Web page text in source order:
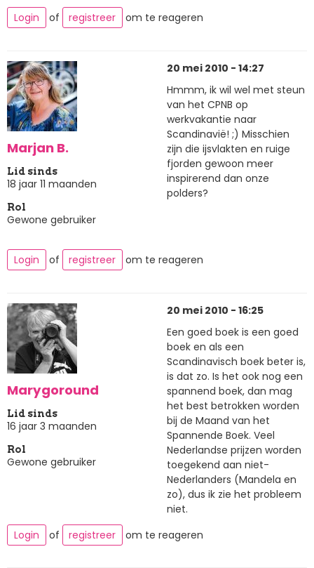
Login
of registreer om te reageren
Marjan B.
Lid sinds
18 jaar 11 maanden
Rol
Gewone gebruiker
20 mei 2010 - 14:27
Hmmm, ik wil wel met steun
van het CPNB op
werkvakantie naar
Scandinavië! ;) Misschien
zijn die ijsvlakten en ruige
fjorden gewoon meer
inspirerend dan onze
polders?
Login of registreer om te reageren
Marygoround
Lid sinds
16 jaar 3 maanden
Rol
Gewone gebruiker
20 mei 2010 - 16:25
Een goed boek is een goed
boek en als een
Scandinavisch boek beter is,
is dat zo. Is het ook nog een
spannend boek, dan mag
het best betrokken worden
bij de Maand van het
Spannende Boek. Veel
Nederlandse prijzen worden
toegekend aan niet-
Nederlanders (Mandela en
zo), dus ik zie het probleem
niet.
Login
of registreer om te reageren